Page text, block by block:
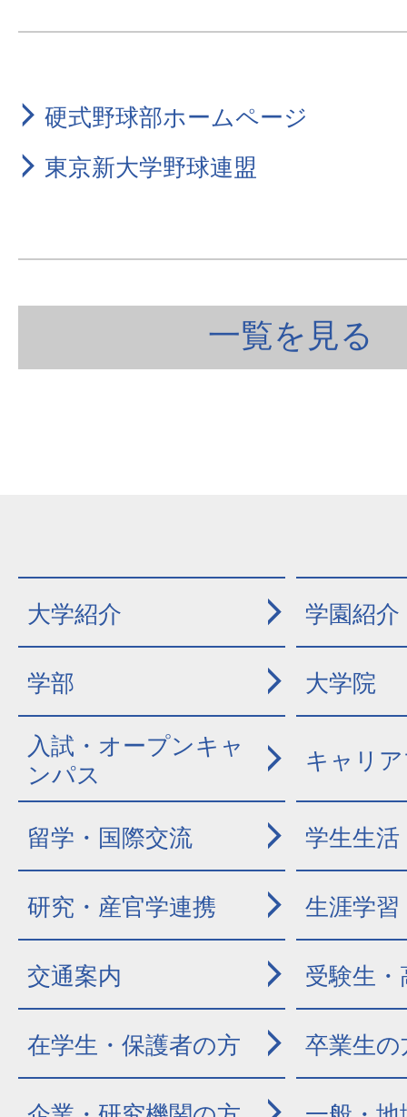
硬式野球部ホームページ
東京新大学野球連盟
一覧を見る
大学紹介 学園紹介
学部 大学院
入試・オープンキャ
ンパス
キャリ
留学・国際交流 学生生活
研究・産官学連携 生涯学習
交通案内 受験生
在学生・保護者の方 卒業生の